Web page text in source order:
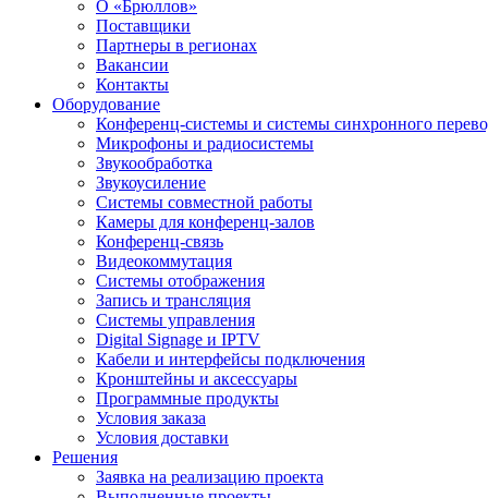
О «Брюллов»
Поставщики
Партнеры в регионах
Вакансии
Контакты
Оборудование
Конференц-системы и системы синхронного
Микрофоны и радиосистемы
Звукообработка
Звукоусиление
Системы совместной работы
Камеры для конференц-залов
Конференц-связь
Видеокоммутация
Системы отображения
Запись и трансляция
Системы управления
Digital Signage и IPTV
Кабели и интерфейсы подключения
Кронштейны и аксессуары
Программные продукты
Условия заказа
Условия доставки
Решения
Заявка на реализацию проекта